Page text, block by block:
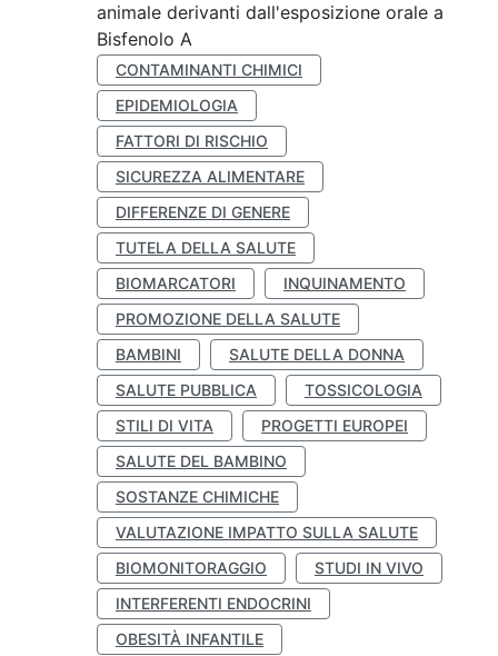
animale derivanti dall'esposizione orale a
Bisfenolo A
CONTAMINANTI CHIMICI
EPIDEMIOLOGIA
FATTORI DI RISCHIO
SICUREZZA ALIMENTARE
DIFFERENZE DI GENERE
TUTELA DELLA SALUTE
BIOMARCATORI
INQUINAMENTO
PROMOZIONE DELLA SALUTE
BAMBINI
SALUTE DELLA DONNA
SALUTE PUBBLICA
TOSSICOLOGIA
STILI DI VITA
PROGETTI EUROPEI
SALUTE DEL BAMBINO
SOSTANZE CHIMICHE
VALUTAZIONE IMPATTO SULLA SALUTE
BIOMONITORAGGIO
STUDI IN VIVO
INTERFERENTI ENDOCRINI
OBESITÀ INFANTILE